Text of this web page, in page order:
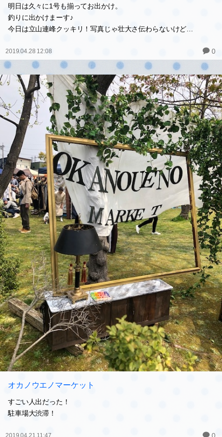
明日は久々に1号も揃ってお出かけ。
釣りに出かけまーす♪
今日は立山連峰クッキリ！写真じゃ壮大さ伝わらないけど…
2019.04.28 12:08 0
オカノウエノマーケット
すごい人出だった！
駐車場大渋滞！
2019.04.21 11:47